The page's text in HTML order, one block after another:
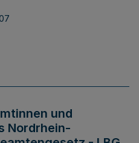
und
Nordrhein-